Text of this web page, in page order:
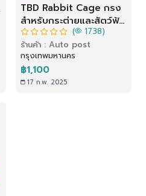
TBD Rabbit Cage กรง
สำหรับกระต่ายและสัตว์ฟัน
แทะ
( 1738)
ร้านค้า : Auto post
กรุงเทพมหานคร
฿1,100
17 ก.พ. 2025